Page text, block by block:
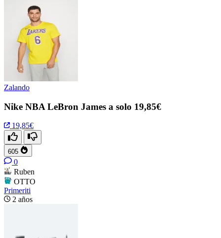
Zalando
Nike NBA LeBron James a solo 19,85€
19,85€
605
0
Ruben
OTTO
Primeriti
2 años